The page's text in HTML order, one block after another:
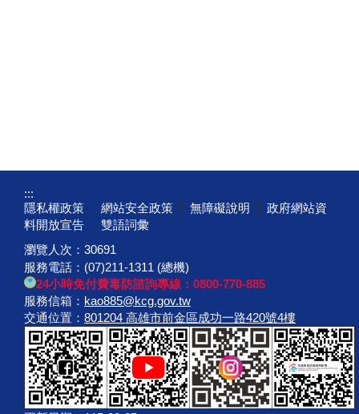
:::
隱私權政策
網站安全政策 無障礙說明
政府網站資
料開放宣告
雙語詞彙
瀏覽人次： 30691
服務電話：(07)211-1311 (總機)
24小時免付費毒防諮詢專線：0800-770-885
服務信箱： kao885@kcg.gov.tw
交通位置： 801204 高雄市前金區成功一路420號4樓